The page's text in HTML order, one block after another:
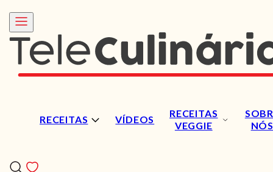
RECEITAS VÍDEOS
RECEITAS
VEGGIE
NÓS